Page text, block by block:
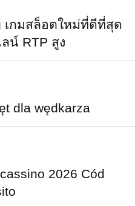
เกมสล็อตใหม่ที่ดีที่สุด
น์ RTP สูง
dla wędkarza
2026 Cód